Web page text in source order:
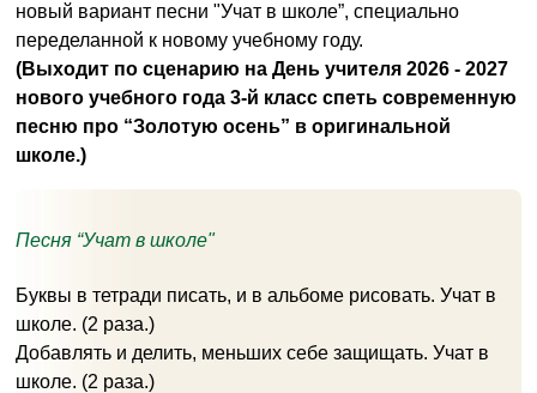
новый вариант песни "Учат в школе”, специально
переделанной к новому учебному году.
(Выходит по сценарию на День учителя 2026 - 2027
нового учебного года 3-й класс спеть современную
песню про “Золотую осень” в оригинальной
школе.)
Песня “Учат в школе"
Буквы в тетради писать, и в альбоме рисовать. Учат в
школе. (2 раза.)
Добавлять и делить, меньших себе защищать. Учат в
школе. (2 раза.)